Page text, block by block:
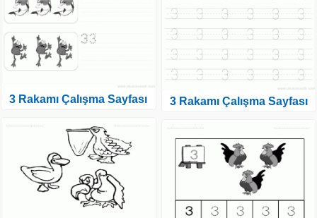
3 Rakamı Çalışma Sayfası 3 Rakamı Çalışma Sayfası